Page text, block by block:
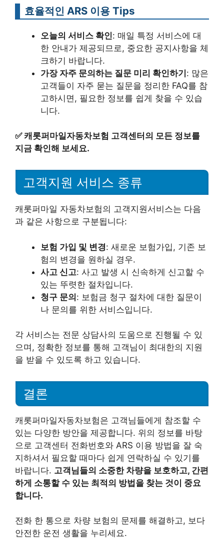
효율적인 ARS 이용 Tips
오늘의 서비스 확인: 매일 특정 서비스에 대
한 안내가 제공되므로, 중요한 공지사항을 체
크하기 바랍니다.
가장 자주 문의하는 질문 미리 확인하기: 많은
고객들이 자주 묻는 질문을 정리한 FAQ를 참
고하시면, 필요한 정보를 쉽게 찾을 수 있습
니다.
✅캐롯퍼마일자동차보험 고객센터의 모든 정보를
지금 확인해 보세요.
고객지원 서비스 종류
캐롯퍼마일 자동차보험의 고객지원서비스는 다음
과 같은 사항으로 구분됩니다:
보험 가입 및 변경: 새로운 보험가입, 기존 보
험의 변경을 원하실 경우.
사고 신고: 사고 발생 시 신속하게 신고할 수
있는 뚜렷한 절차입니다.
청구 문의: 보험금 청구 절차에 대한 질문이
나 문의를 위한 서비스입니다.
각 서비스는 전문 상담사의 도움으로 진행될 수 있
으며, 정확한 정보를 통해 고객님이 최대한의 지원
을 받을 수 있도록 하고 있습니다.
결론
캐롯퍼마일자동차보험은 고객님들에게 참조할 수
있는 다양한 방안을 제공합니다. 위의 정보를 바탕
으로 고객센터 전화번호와 ARS 이용 방법을 잘 숙
지하셔서 필요할 때마다 쉽게 연락하실 수 있기를
바랍니다. 고객님들의 소중한 차량을 보호하고, 간편
하게 소통할 수 있는 최적의 방법을 찾는 것이 중요
합니다.
전화 한 통으로 차량 보험의 문제를 해결하고, 보다
안전한 운전 생활을 누리세요.